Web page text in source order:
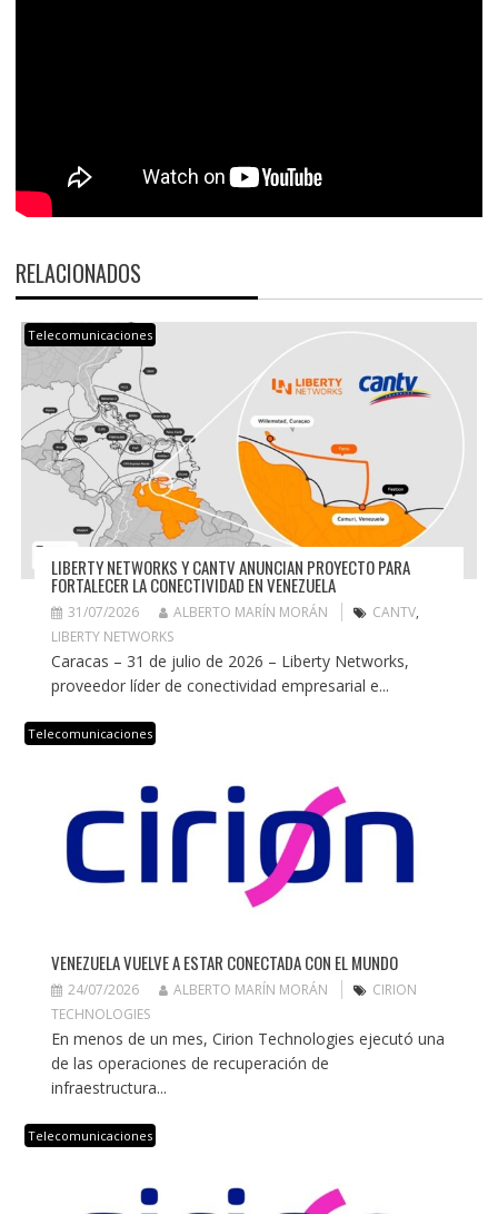
RELACIONADOS
Telecomunicaciones
LIBERTY NETWORKS Y CANTV ANUNCIAN PROYECTO PARA
FORTALECER LA CONECTIVIDAD EN VENEZUELA
31/07/2026 ALBERTO MARÍN MORÁN CANTV,
LIBERTY NETWORKS
Caracas – 31 de julio de 2026 – Liberty Networks,
proveedor líder de conectividad empresarial e...
Telecomunicaciones
VENEZUELA VUELVE A ESTAR CONECTADA CON EL MUNDO
24/07/2026 ALBERTO MARÍN MORÁN
CIRION
TECHNOLOGIES
En menos de un mes, Cirion Technologies ejecutó una
de las operaciones de recuperación de
infraestructura...
Telecomunicaciones